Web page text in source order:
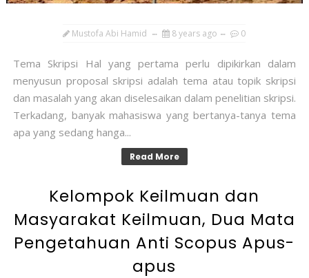
Mustofa Abi Hamid 8 years ago 0
Tema Skripsi Hal yang pertama perlu dipikirkan dalam
menyusun proposal skripsi adalah tema atau topik skripsi
dan masalah yang akan diselesaikan dalam penelitian skripsi.
Terkadang, banyak mahasiswa yang bertanya-tanya tema
apa yang sedang hanga...
Read More
Kelompok Keilmuan dan
Masyarakat Keilmuan, Dua Mata
Pengetahuan Anti Scopus Apus-
apus